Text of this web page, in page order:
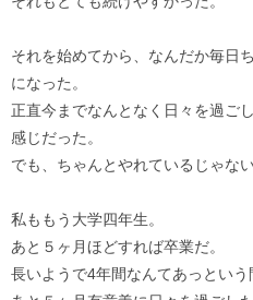
それを始めてから、なんだか毎日
になった。
正直今までなんとなく日々を過ご
感じだった。
でも、ちゃんとやれているじゃな
私ももう大学四年生。
あと５ヶ月ほどすれば卒業だ。
長いようで4年間なんてあっという